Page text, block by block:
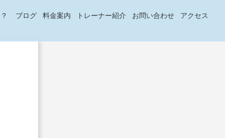
ブログ 料金案内 トレーナー紹介 お問い合わせ アクセス